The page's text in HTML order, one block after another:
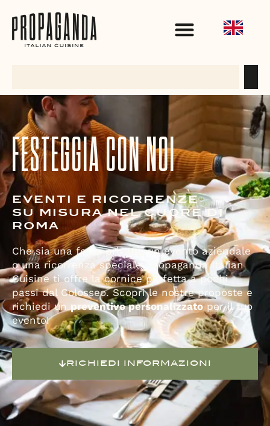
FESTEGGIA CON NOI
EVENTI E RICORRENZE
SU MISURA NEL CUORE DI
ROMA
Che sia una festa privata, un evento aziendale
o una ricorrenza speciale, Propaganda Italian
Cuisine ti offre la cornice perfetta a pochi
passi dal Colosseo. Scopri le nostre proposte e
richiedi un preventivo personalizzatoper il tuo
evento!
RICHIEDI INFORMAZIONI